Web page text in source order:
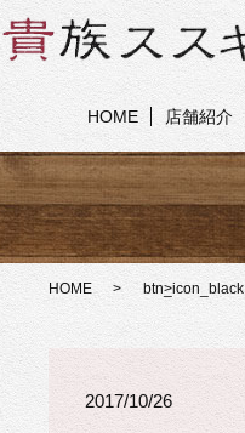
HOME 店舗紹介
HOME btn_icon_black
2017/10/26